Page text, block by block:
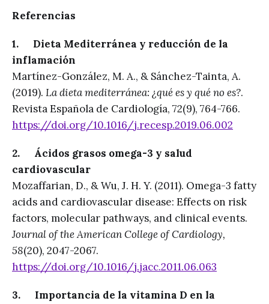
Referencias
1. Dieta Mediterránea y reducción de la
inflamación
Martínez-González, M. A., & Sánchez-Tainta, A.
(2019). La dieta mediterránea: ¿qué es y qué no es?.
Revista Española de Cardiología, 72(9), 764-766.
https://doi.org/10.1016/j.recesp.2019.06.002
2. Ácidos grasos omega-3 y salud
cardiovascular
Mozaffarian, D., & Wu, J. H. Y. (2011). Omega-3 fatty
acids and cardiovascular disease: Effects on risk
factors, molecular pathways, and clinical events.
Journal of the American College of Cardiology,
58(20), 2047-2067.
https://doi.org/10.1016/j.jacc.2011.06.063
3. Importancia de la vitamina D en la